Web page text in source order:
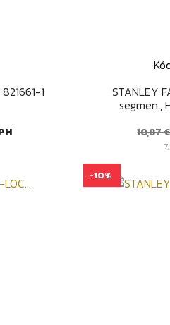
1
STANLEY
segmen.,
cena
10,87 €

-10%